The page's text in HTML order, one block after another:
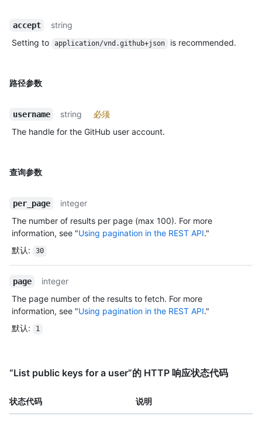
accept
string
Setting to
application/vnd.github+json is recommended.
路径参数
username string
必须
The handle for the GitHub user account.
查询参数
per_page
integer
The number of results per page (max 100). For more
information, see "Using pagination in the REST API."
默认: 30
page
integer
The page number of the results to fetch. For more
information, see "Using pagination in the REST API."
默认: 1
“List public keys for a user”的 HTTP 响应状态代码
状态代码 说明